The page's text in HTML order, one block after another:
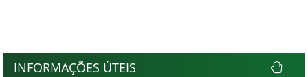
INFORMAÇÕES ÚTEIS